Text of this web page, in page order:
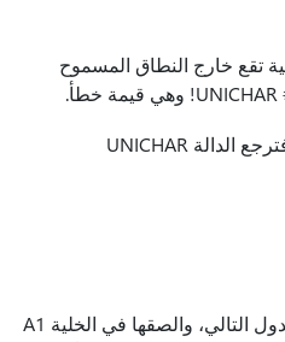
تقع خارج النطاق المسموح
إذا كان الرقم صفرا (0)، فترجع الدالة UNICHAR
انسخ البيانات النموذجية في الجدول التالي، والصقها في الخلية A1